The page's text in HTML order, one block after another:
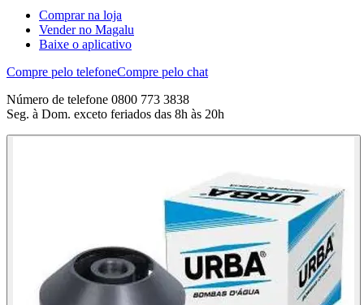
Comprar na loja
Vender no Magalu
Baixe o aplicativo
Compre pelo telefoneCompre pelo chat
Número de telefone 0800 773 3838
Seg. à Dom. exceto feriados das 8h às 20h